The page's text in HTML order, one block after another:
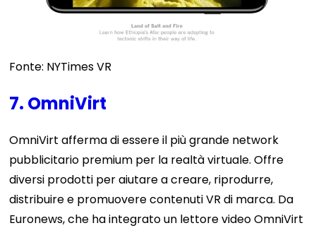
Fonte: NYTimes VR
7. OmniVirt
OmniVirt afferma di essere il più grande network
pubblicitario premium per la realtà virtuale. Offre
diversi prodotti per aiutare a creare, riprodurre,
distribuire e promuovere contenuti VR di marca. Da
Euronews, che ha integrato un lettore video OmniVirt